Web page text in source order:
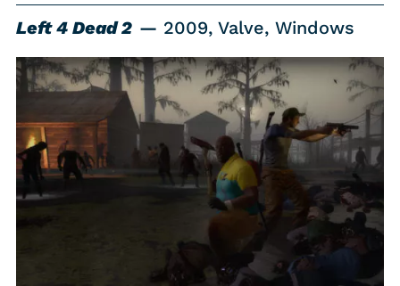
Left 4 Dead 2 2009, Valve, Windows